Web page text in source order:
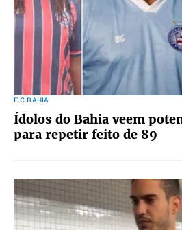
E.C.BAHIA
Ídolos do Bahia veem
para repetir feito de 89